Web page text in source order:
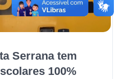
Serrana tem
100%